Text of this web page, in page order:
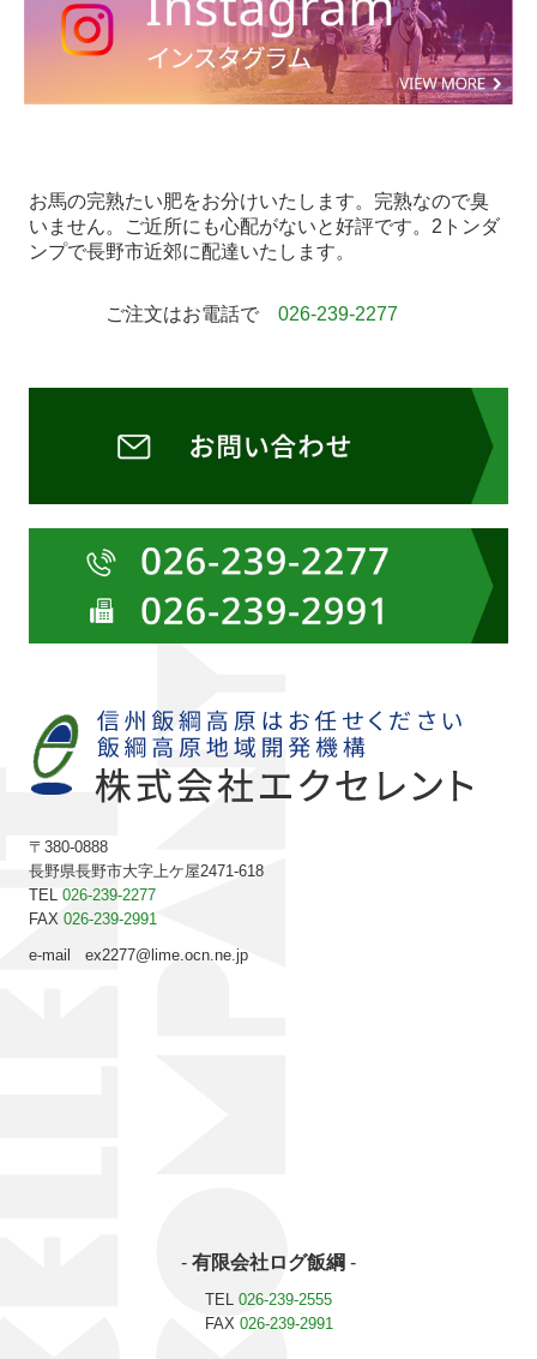
お馬の完熟たい肥をお分けいたします。完熟なので臭
いません。ご近所にも心配がないと好評です。2トンダ
ンプで長野市近郊に配達いたします。
ご注文はお電話で026-239-2277
〒380-0888
長野県長野市大字上ケ屋2471-618
TEL026-239-2277
FAX026-239-2991
e-mail ex2277@lime.ocn.ne.jp
- 有限会社ログ飯綱 -
TEL 026-239-2555
FAX 026-239-2991